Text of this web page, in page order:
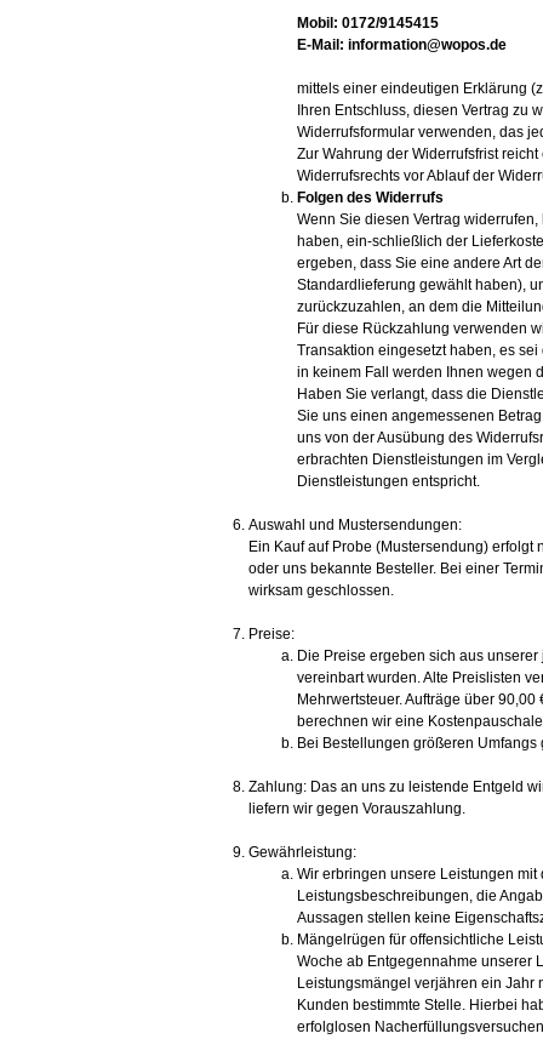
Mobil: 0172/9145415
E-Mail: information@wopos.de
mittels einer eindeutigen Erklärung
Ihren Entschluss, diesen Vertrag zu
Widerrufsformular verwenden, das
Zur Wahrung der Widerrufsfrist
Widerrufsrechts vor Ablauf der
Folgen des Widerrufs
Wenn Sie diesen Vertrag
haben, ein-schließlich der
ergeben, dass Sie eine andere Art
Standardlieferung gewählt haben),
zurückzuzahlen, an dem die
Für diese Rückzahlung verwenden
Transaktion eingesetzt haben, es
in keinem Fall werden Ihnen wegen
Haben Sie verlangt, dass die
Sie uns einen angemessenen
uns von der Ausübung des
erbrachten Dienstleistungen im
Dienstleistungen entspricht.
Auswahl und Mustersendungen:
Ein Kauf auf Probe (Mustersendung)
oder uns bekannte Besteller. Bei einer
wirksam geschlossen.
Preise:
Die Preise ergeben sich aus
vereinbart wurden. Alte Preislisten
Mehrwertsteuer. Aufträge über
berechnen wir eine
Bei Bestellungen größeren
Zahlung: Das an uns zu leistende Entgeld
liefern wir gegen Vorauszahlung.
Gewährleistung:
Wir erbringen unsere Leistungen
Leistungsbeschreibungen, die
Aussagen stellen keine
Mängelrügen für offensichtliche
Woche ab Entgegennahme unserer
Leistungsmängel verjähren ein
Kunden bestimmte Stelle. Hierbei
erfolglosen